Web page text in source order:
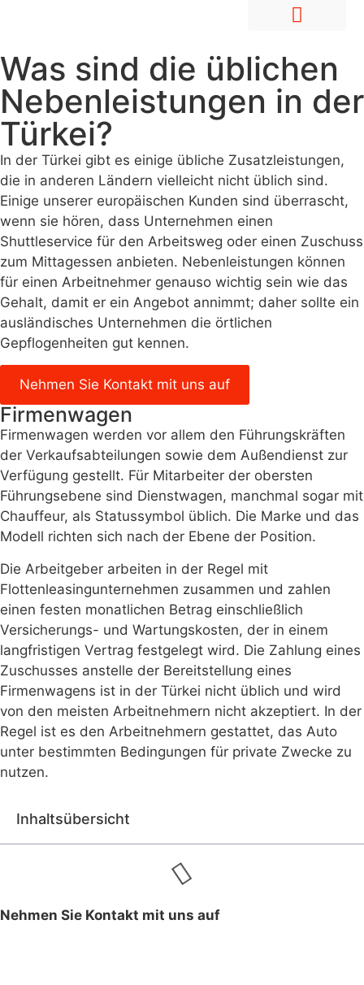
Was sind die üblichen
Nebenleistungen in der
Türkei?
In der Türkei gibt es einige übliche Zusatzleistungen,
die in anderen Ländern vielleicht nicht üblich sind.
Einige unserer europäischen Kunden sind überrascht,
wenn sie hören, dass Unternehmen einen
Shuttleservice für den Arbeitsweg oder einen Zuschuss
zum Mittagessen anbieten. Nebenleistungen können
für einen Arbeitnehmer genauso wichtig sein wie das
Gehalt, damit er ein Angebot annimmt; daher sollte ein
ausländisches Unternehmen die örtlichen
Gepflogenheiten gut kennen.
Nehmen Sie Kontakt mit uns auf
Firmenwagen
Firmenwagen werden vor allem den Führungskräften
der Verkaufsabteilungen sowie dem Außendienst zur
Verfügung gestellt. Für Mitarbeiter der obersten
Führungsebene sind Dienstwagen, manchmal sogar mit
Chauffeur, als Statussymbol üblich. Die Marke und das
Modell richten sich nach der Ebene der Position.
Die Arbeitgeber arbeiten in der Regel mit
Flottenleasingunternehmen zusammen und zahlen
einen festen monatlichen Betrag einschließlich
Versicherungs- und Wartungskosten, der in einem
langfristigen Vertrag festgelegt wird. Die Zahlung eines
Zuschusses anstelle der Bereitstellung eines
Firmenwagens ist in der Türkei nicht üblich und wird
von den meisten Arbeitnehmern nicht akzeptiert. In der
Regel ist es den Arbeitnehmern gestattet, das Auto
unter bestimmten Bedingungen für private Zwecke zu
nutzen.
Inhaltsübersicht
Nehmen Sie Kontakt mit uns auf